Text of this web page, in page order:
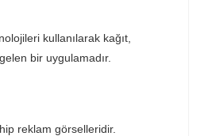
kullanılarak kağıt,
bir uygulamadır.
reklam görselleridir.